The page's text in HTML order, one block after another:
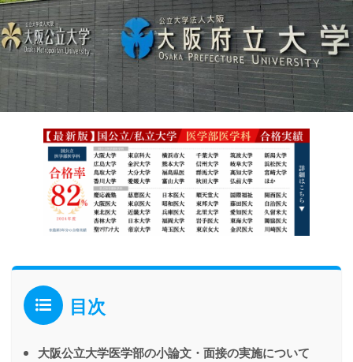
目次
大阪公立大学医学部の小論文・面接の実施について